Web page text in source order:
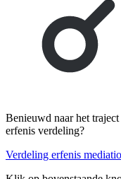
Benieuwd naar het
erfenis verdeling?
Verdeling erfenis